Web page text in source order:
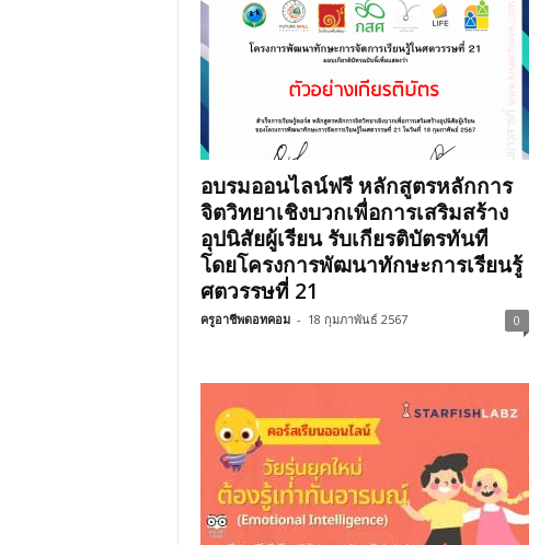
อบรมออนไลน์ฟรี หลักสูตรหลักการ
จิตวิทยาเชิงบวกเพื่อการเสริมสร้าง
อุปนิสัยผู้เรียน รับเกียรติบัตรทันที
โดยโครงการพัฒนาทักษะการเรียนรู้
ศตวรรษที่ 21
ครูอาชีพดอทคอม - 18 กุมภาพันธ์ 2567 0